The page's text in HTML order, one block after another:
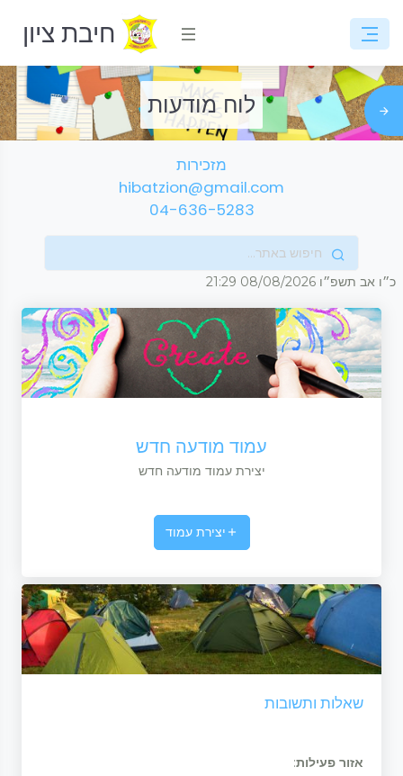
חיבת ציון
לוח מודעות
מזכירות
hibatzion@gmail.com
04-636-5283
כ״ו אב תשפ״ו 08/08/2026
21:29
עמוד מודעה חדש
יצירת עמוד מודעה חדש
יצירת עמוד
שאלות ותשובות
אזור פעילות: